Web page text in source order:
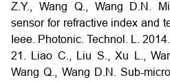
Z.Y., Wang Q., Wang D.N.
sensor for refractive index and
Ieee. Photonic. Technol. L.
21. Liao C., Liu S., Xu L.,
Wang Q., Wang D.N. Sub-